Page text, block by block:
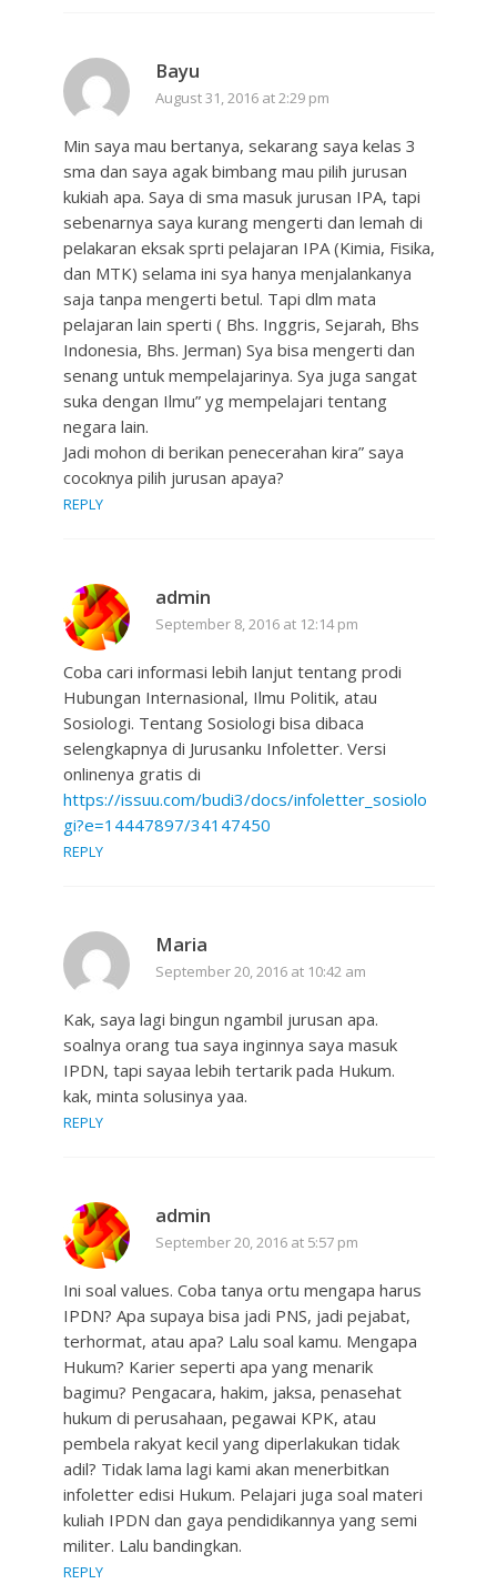
Bayu
August 31, 2016 at 2:29 pm
Min saya mau bertanya, sekarang saya kelas 3
sma dan saya agak bimbang mau pilih jurusan
kukiah apa. Saya di sma masuk jurusan IPA, tapi
sebenarnya saya kurang mengerti dan lemah di
pelakaran eksak sprti pelajaran IPA (Kimia, Fisika,
dan MTK) selama ini sya hanya menjalankanya
saja tanpa mengerti betul. Tapi dlm mata
pelajaran lain sperti ( Bhs. Inggris, Sejarah, Bhs
Indonesia, Bhs. Jerman) Sya bisa mengerti dan
senang untuk mempelajarinya. Sya juga sangat
suka dengan Ilmu” yg mempelajari tentang
negara lain.
Jadi mohon di berikan penecerahan kira” saya
cocoknya pilih jurusan apaya?
REPLY
admin
September 8, 2016 at 12:14 pm
Coba cari informasi lebih lanjut tentang prodi
Hubungan Internasional, Ilmu Politik, atau
Sosiologi. Tentang Sosiologi bisa dibaca
selengkapnya di Jurusanku Infoletter. Versi
onlinenya gratis di
https://issuu.com/budi3/docs/infoletter_sosiolo
gi?e=14447897/34147450
REPLY
Maria
September 20, 2016 at 10:42 am
Kak, saya lagi bingun ngambil jurusan apa.
soalnya orang tua saya inginnya saya masuk
IPDN, tapi sayaa lebih tertarik pada Hukum.
kak, minta solusinya yaa.
REPLY
admin
September 20, 2016 at 5:57 pm
Ini soal values. Coba tanya ortu mengapa harus
IPDN? Apa supaya bisa jadi PNS, jadi pejabat,
terhormat, atau apa? Lalu soal kamu. Mengapa
Hukum? Karier seperti apa yang menarik
bagimu? Pengacara, hakim, jaksa, penasehat
hukum di perusahaan, pegawai KPK, atau
pembela rakyat kecil yang diperlakukan tidak
adil? Tidak lama lagi kami akan menerbitkan
infoletter edisi Hukum. Pelajari juga soal materi
kuliah IPDN dan gaya pendidikannya yang semi
militer. Lalu bandingkan.
REPLY